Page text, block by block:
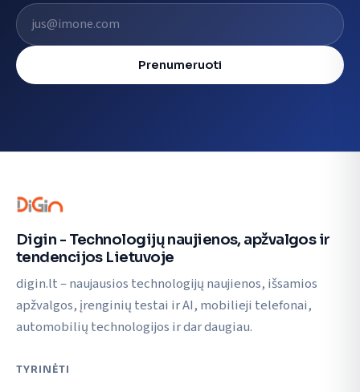
El. pašto adresas
Prenumeruoti
Digin - Technologijų naujienos, apžvalgos ir
tendencijos Lietuvoje
digin.lt – naujausios technologijų naujienos, išsamios
apžvalgos, įrenginių testai ir AI, mobilieji telefonai,
automobilių technologijos ir dar daugiau.
TYRINĖTI